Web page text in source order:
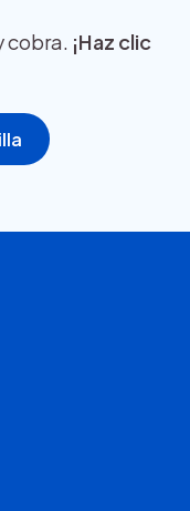
cobra. ¡Haz clic